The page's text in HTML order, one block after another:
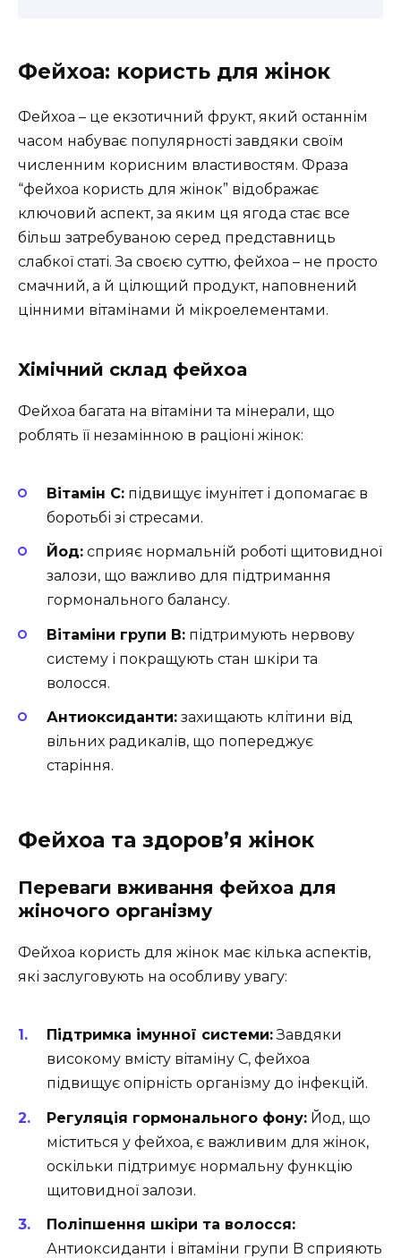
Фейхоа: користь для жінок
Фейхоа – це екзотичний фрукт, який останнім
часом набуває популярності завдяки своїм
численним корисним властивостям. Фраза
“фейхоа користь для жінок” відображає
ключовий аспект, за яким ця ягода стає все
більш затребуваною серед представниць
слабкої статі. За своєю суттю, фейхоа – не просто
смачний, а й цілющий продукт, наповнений
цінними вітамінами й мікроелементами.
Хімічний склад фейхоа
Фейхоа багата на вітаміни та мінерали, що
роблять її незамінною в раціоні жінок:
Вітамін С: підвищує імунітет і допомагає в
боротьбі зі стресами.
Йод: сприяє нормальній роботі щитовидної
залози, що важливо для підтримання
гормонального балансу.
Вітаміни групи B: підтримують нервову
систему і покращують стан шкіри та
волосся.
Антиоксиданти: захищають клітини від
вільних радикалів, що попереджує
старіння.
Фейхоа та здоров’я жінок
Переваги вживання фейхоа для
жіночого організму
Фейхоа користь для жінок має кілька аспектів,
які заслуговують на особливу увагу:
Підтримка імунної системи:Завдяки
високому вмісту вітаміну С, фейхоа
підвищує опірність організму до інфекцій.
Регуляція гормонального фону: Йод, що
міститься у фейхоа, є важливим для жінок,
оскільки підтримує нормальну функцію
щитовидної залози.
Поліпшення шкіри та волосся:
Антиоксиданти і вітаміни групи B сприяють